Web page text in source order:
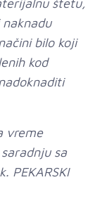
štetu,
bilo koji
kod
vreme
sa
PEKARSKI